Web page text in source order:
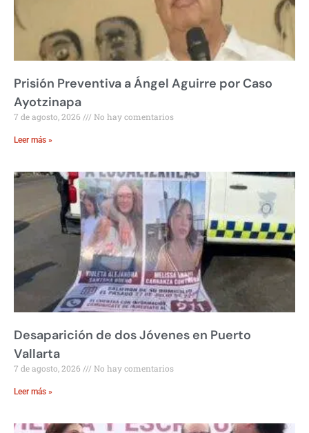
Prisión Preventiva a Ángel Aguirre por Caso
Ayotzinapa
7 de agosto, 2026 No hay comentarios
Leer más »
Desaparición de dos Jóvenes en Puerto
Vallarta
7 de agosto, 2026 No hay comentarios
Leer más »